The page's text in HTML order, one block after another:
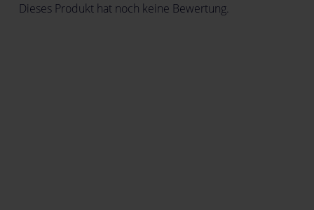
Dieses Produkt hat noch keine Bewertung.